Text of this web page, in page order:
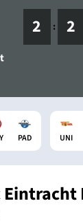
2 : 2
PAD UNI